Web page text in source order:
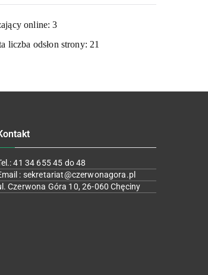
online:3
liczba odsłon strony: 21
41 34 655 45 do 48
: sekretariat@czerwonagora.pl
Czerwona Góra 10, 26-060 Chęciny